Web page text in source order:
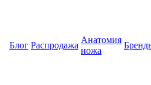
Блог Распродажа
Анатомия
ножа